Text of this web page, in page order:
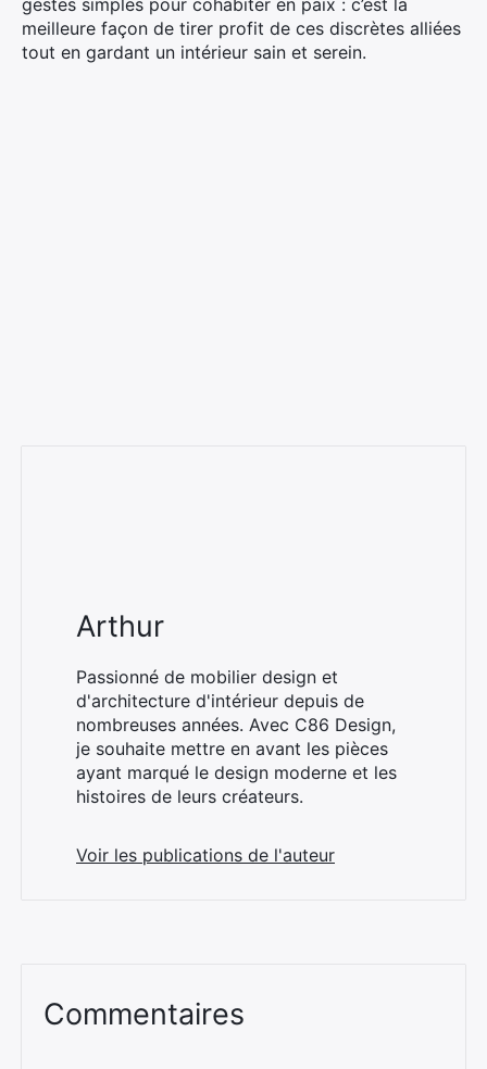
meilleure façon de tirer profit de ces discrètes alliées
tout en gardant un intérieur sain et serein.
Arthur
Passionné de mobilier design et
d'architecture d'intérieur depuis de
nombreuses années. Avec C86 Design,
je souhaite mettre en avant les pièces
ayant marqué le design moderne et les
histoires de leurs créateurs.
Voir les publications de l'auteur
Commentaires